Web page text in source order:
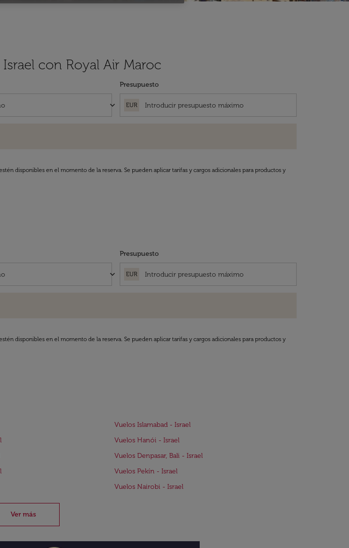
con Royal Air Maroc
keyboard_arrow_down
Presupuesto
EUR
disponibles en el momento de la reserva. Se pueden aplicar tarifas y cargos adicionales para productos y
keyboard_arrow_down
Presupuesto
EUR
disponibles en el momento de la reserva. Se pueden aplicar tarifas y cargos adicionales para productos y
Vuelos Islamabad - Israel
Vuelos Hanói - Israel
Vuelos Denpasar, Bali - Israel
Vuelos Pekín - Israel
Vuelos Nairobi - Israel
Ver más